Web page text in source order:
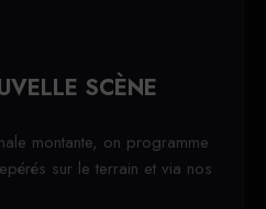
SCÈNE
montante, on programme
sur le terrain et via nos